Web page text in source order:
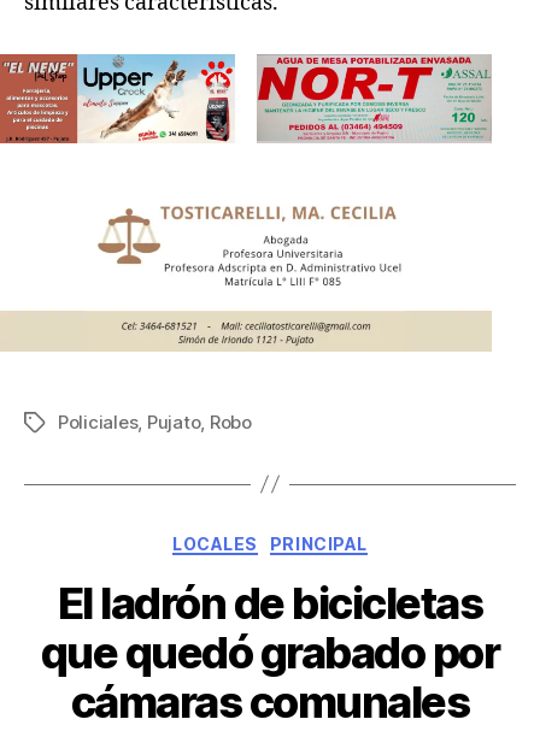
Policiales, Pujato, Robo
LOCALES PRINCIPAL
El ladrón de bicicletas
que quedó grabado por
cámaras comunales